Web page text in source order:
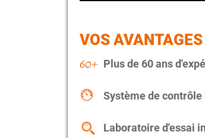
VOS AVANTAGES
Plus de 60 ans
Système de contrôle
Laboratoire d'essai